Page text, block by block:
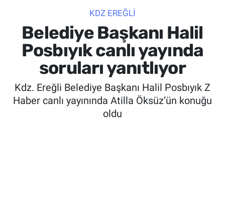
KDZ EREĞLİ
Belediye Başkanı Halil
Posbıyık canlı yayında
soruları yanıtlıyor
Kdz. Ereğli Belediye Başkanı Halil Posbıyık Z
Haber canlı yayınında Atilla Öksüz’ün konuğu
oldu
SPOR
SAĞLIK